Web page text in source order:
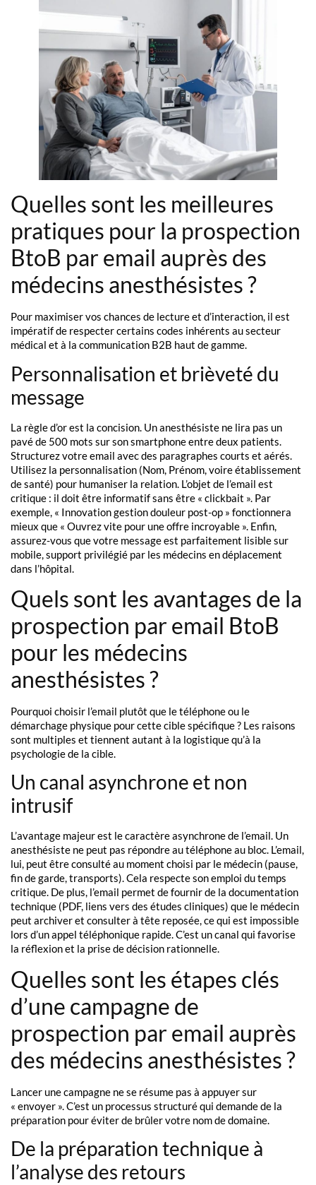
Quelles sont les meilleures
pratiques pour la prospection
BtoB par email auprès des
médecins anesthésistes ?
Pour maximiser vos chances de lecture et d’interaction, il est
impératif de respecter certains codes inhérents au secteur
médical et à la communication B2B haut de gamme.
Personnalisation et brièveté du
message
La règle d’or est la concision. Un anesthésiste ne lira pas un
pavé de 500 mots sur son smartphone entre deux patients.
Structurez votre email avec des paragraphes courts et aérés.
Utilisez la personnalisation (Nom, Prénom, voire établissement
de santé) pour humaniser la relation. L’objet de l’email est
critique : il doit être informatif sans être « clickbait ». Par
exemple, « Innovation gestion douleur post-op » fonctionnera
mieux que « Ouvrez vite pour une offre incroyable ». Enfin,
assurez-vous que votre message est parfaitement lisible sur
mobile, support privilégié par les médecins en déplacement
dans l’hôpital.
Quels sont les avantages de la
prospection par email BtoB
pour les médecins
anesthésistes ?
Pourquoi choisir l’email plutôt que le téléphone ou le
démarchage physique pour cette cible spécifique ? Les raisons
sont multiples et tiennent autant à la logistique qu’à la
psychologie de la cible.
Un canal asynchrone et non
intrusif
L’avantage majeur est le caractère asynchrone de l’email. Un
anesthésiste ne peut pas répondre au téléphone au bloc. L’email,
lui, peut être consulté au moment choisi par le médecin (pause,
fin de garde, transports). Cela respecte son emploi du temps
critique. De plus, l’email permet de fournir de la documentation
technique (PDF, liens vers des études cliniques) que le médecin
peut archiver et consulter à tête reposée, ce qui est impossible
lors d’un appel téléphonique rapide. C’est un canal qui favorise
la réflexion et la prise de décision rationnelle.
Quelles sont les étapes clés
d’une campagne de
prospection par email auprès
des médecins anesthésistes ?
Lancer une campagne ne se résume pas à appuyer sur
« envoyer ». C’est un processus structuré qui demande de la
préparation pour éviter de brûler votre nom de domaine.
De la préparation technique à
l’analyse des retours